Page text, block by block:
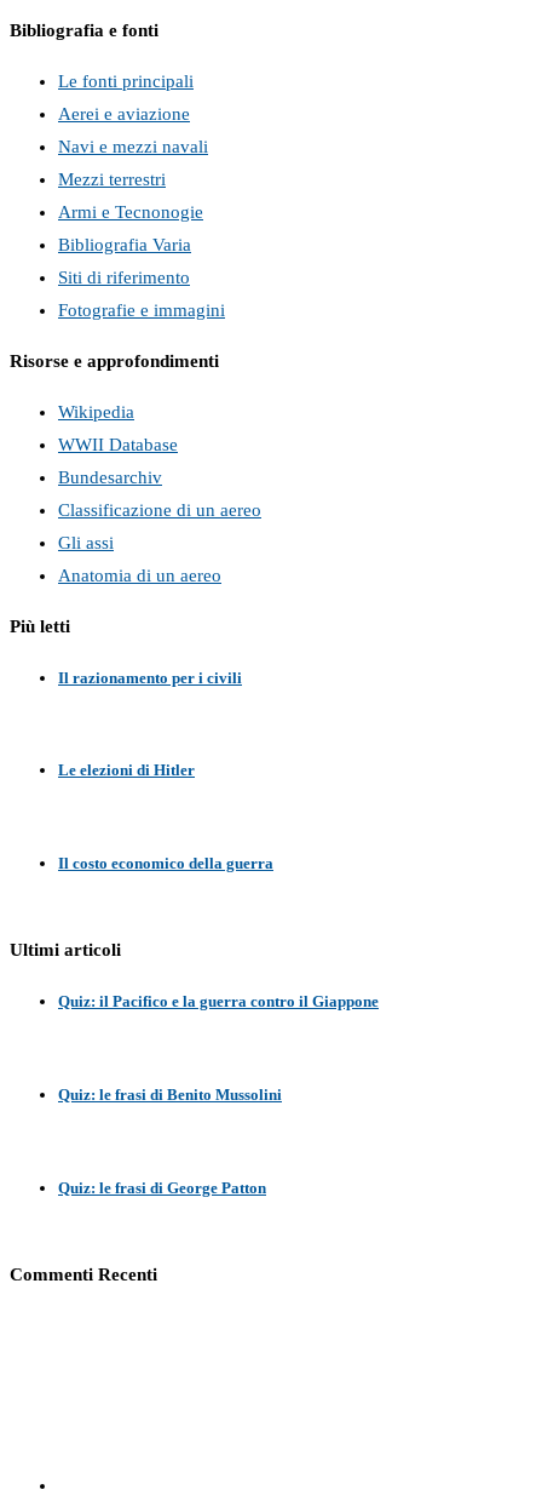
Bibliografia e fonti
Le fonti principali
Aerei e aviazione
Navi e mezzi navali
Mezzi terrestri
Armi e Tecnonogie
Bibliografia Varia
Siti di riferimento
Fotografie e immagini
Risorse e approfondimenti
Wikipedia
WWII Database
Bundesarchiv
Classificazione di un aereo
Gli assi
Anatomia di un aereo
Più letti
Il razionamento per i civili
Le elezioni di Hitler
Il costo economico della guerra
Ultimi articoli
Quiz: il Pacifico e la guerra contro il Giappone
Quiz: le frasi di Benito Mussolini
Quiz: le frasi di George Patton
Commenti Recenti